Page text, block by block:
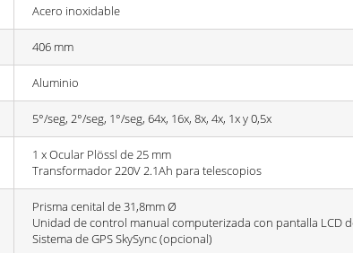
Acero inoxidable
406 mm
Aluminio
5°/seg, 2°/seg, 1°/seg, 64x, 16x, 8x, 4x, 1x y 0,5x
1 x Ocular Plössl de 25 mm
Transformador 220V 2.1Ah para telescopios
Prisma cenital de 31,8mm Ø
Unidad de control manual computerizada con pantalla LCD
Sistema de GPS SkySync (opcional)